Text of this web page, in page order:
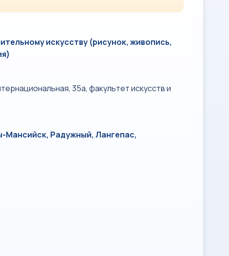
искусству (рисунок, живопись,
35а, факультет искусств и
Мансийск, Радужный, Лангепас,